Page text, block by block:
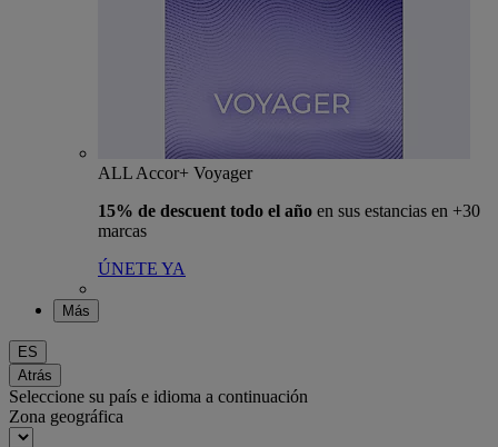
ALL Accor+ Voyager
15% de descuent todo el año en sus estancias en +30
marcas
ÚNETE YA
Más
ES
Atrás
Seleccione su país e idioma a continuación
Zona geográfica